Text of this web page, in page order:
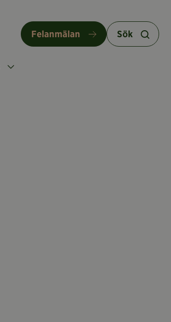
Felanmälan Sök